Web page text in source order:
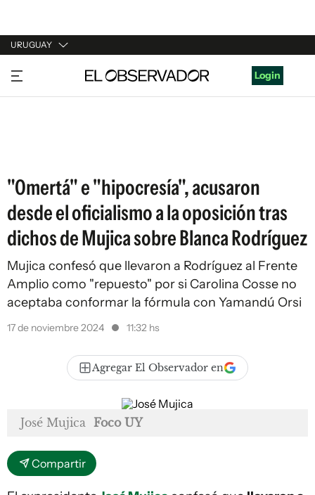
URUGUAY
URUGUAY
ARGENTINA
Login
"Omertá" e "hipocresía", acusaron
desde el oficialismo a la oposición tras
dichos de Mujica sobre Blanca Rodríguez
Mujica confesó que llevaron a Rodríguez al Frente
Amplio como "repuesto" por si Carolina Cosse no
aceptaba conformar la fórmula con Yamandú Orsi
17 de noviembre 2024 11:32 hs
Agregar El Observador en
José Mujica Foco UY
Compartir